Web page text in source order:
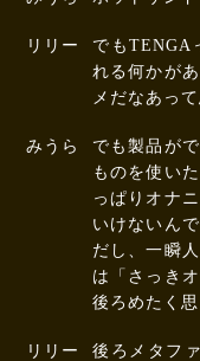
リリー
でもTENGA
れる何かが
メだなあっ
みうら
でも製品が
ものを使い
っぱりオナ
いけないん
だし、一瞬
は「さっき
後ろめたく
リリー
後ろメタフ